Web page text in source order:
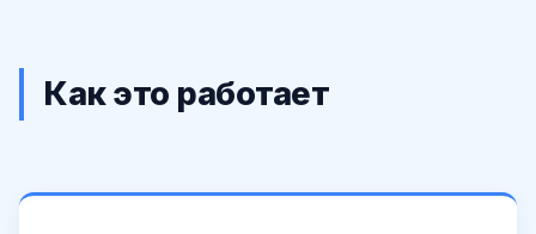
Как это работает